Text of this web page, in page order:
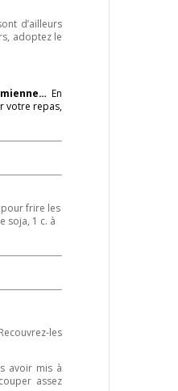
d’ailleurs
adoptez le
En
votre repas,
pour frire les
soja, 1 c. à
les
avoir mis à
assez